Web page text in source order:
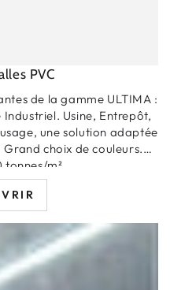
PVC
de la gamme ULTIMA :
Industriel. Usine, Entrepôt,
une solution adaptée
choix de couleurs.
tonnes/m²